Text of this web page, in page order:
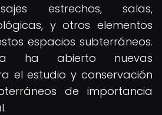
estrechos, salas,
y otros elementos
espacios subterráneos.
ha abierto nuevas
el estudio y conservación
de importancia